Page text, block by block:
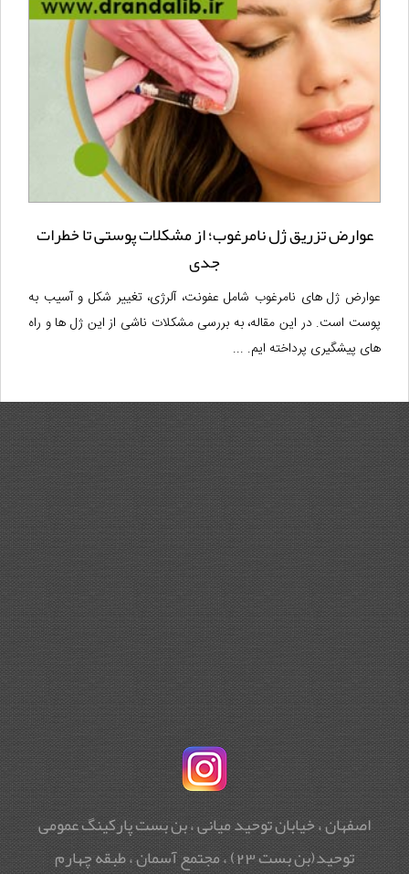
عوارض تزریق ژل نامرغوب؛ از مشکلات پوستی تا خطرات
جدی
عوارض ژل های نامرغوب شامل عفونت، آلرژی، تغییر شکل و آسیب به
پوست است. در این مقاله، به بررسی مشکلات ناشی از این ژل ها و راه
های پیشگیری پرداخته ایم. ...
اصفهان ، خیابان توحید میانی ، بن بست پارکینگ عمومی
توحید(بن بست 23) ، مجتمع آسمان ، طبقه چهارم